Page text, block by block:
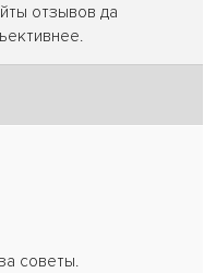
отзывов да
советы.